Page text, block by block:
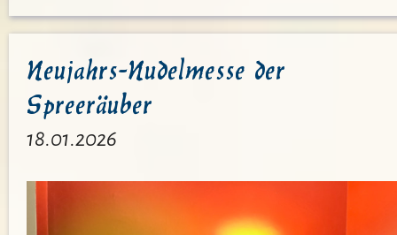
Vater
Vsevolod
aus
Kasachstan
Neujahrs-Nudelmesse der
Spreeräuber
18.01.2026